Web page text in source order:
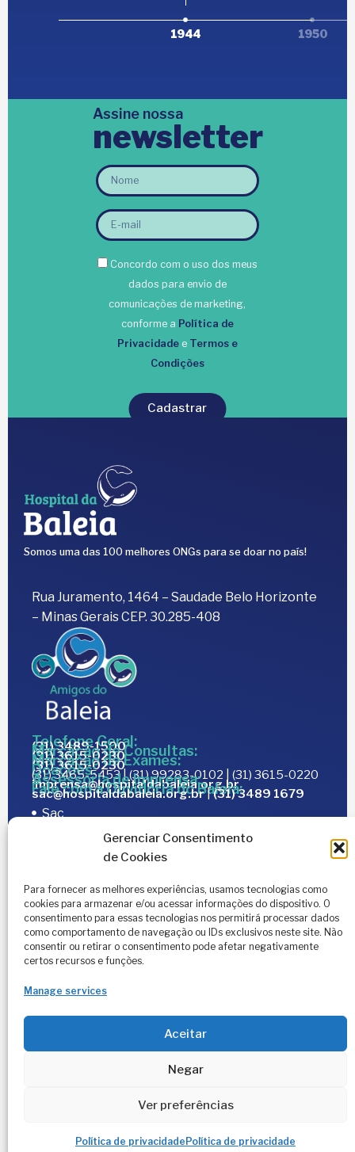
Gerenciar Consentimento
de Cookies
Para fornecer as melhores experiências, usamos tecnologias como
cookies para armazenar e/ou acessar informações do dispositivo. O
consentimento para essas tecnologias nos permitirá processar dados
como comportamento de navegação ou IDs exclusivos neste site. Não
consentir ou retirar o consentimento pode afetar negativamente
certos recursos e funções.
Manage services
Aceitar
Negar
Ver preferências
Política de privacidade Política de privacidade
1944 1950
Assine nossa
newsletter
Concordo com o uso dos meus
dados para envio de
comunicações de marketing,
conforme a Política de
Privacidadee Termos e
Condições
Cadastrar
Somos uma das 100 melhores ONGs para se doar no país!
Rua Juramento, 1464 – Saudade Belo Horizonte
– Minas Gerais CEP. 30.285-408
Telefone Geral:
(31) 3489-1500
Marcação de Consultas:
(31) 3615-0230
Marcação de Exames:
(31) 3615-0230
Doações:
(31) 3465-5453 | (31) 99283-0102 | (31) 3615-0220
Assessoria de Imprensa:
imprensa@hospitaldabaleia.org.br
Fale com a Ouvidoria do Baleia:
sac@hospitaldabaleia.org.br|(31) 3489 1679
Sac
Trabalhe Conosco
Portal do Fornecedor
Editais
Política de Privacidade
Código de Integridade
© Todos os direitos reservados – Hospital da